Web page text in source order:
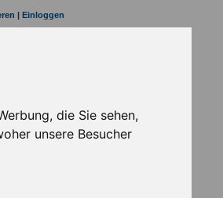
die Sie sehen,
unsere Besucher
| Einloggen